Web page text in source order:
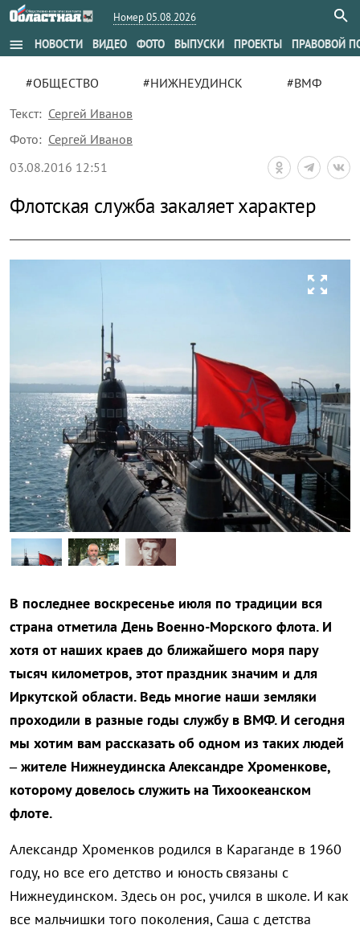
Номер 05.08.2026
menu НОВОСТИ ВИДЕО ФОТО ВЫПУСКИ ПРОЕКТЫ ПРАВОВОЙ
#ОБЩЕСТВО #НИЖНЕУДИНСК
#ВМФ
Текст: Сергей Иванов
Фото: Сергей Иванов
03.08.2016 12:51
Флотская служба закаляет характер
zoom_out_map
В последнее воскресенье июля по традиции вся
страна отметила День Военно-Морского флота. И
хотя от наших краев до ближайшего моря пару
тысяч километров, этот праздник значим и для
Иркутской области. Ведь многие наши земляки
проходили в разные годы службу в ВМФ. И сегодня
мы хотим вам рассказать об одном из таких людей
– жителе Нижнеудинска Александре Хроменкове,
которому довелось служить на Тихоокеанском
флоте.
Александр Хроменков родился в Караганде в 1960
году, но все его детство и юность связаны с
Нижнеудинском. Здесь он рос, учился в школе. И как
все мальчишки того поколения, Саша с детства